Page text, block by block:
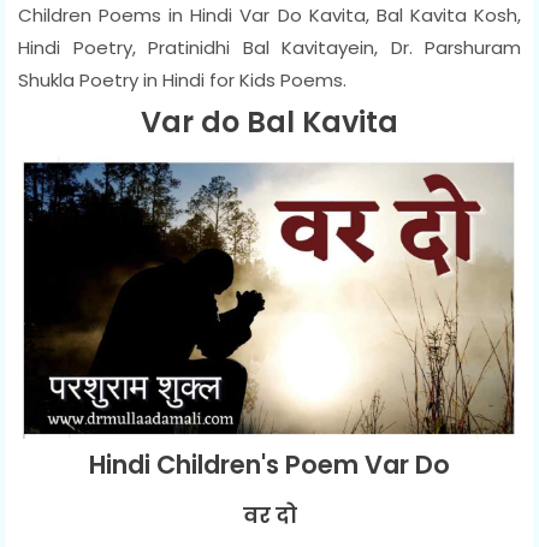
Children Poems in Hindi Var Do Kavita, Bal Kavita Kosh,
Hindi Poetry, Pratinidhi Bal Kavitayein, Dr. Parshuram
Shukla Poetry in Hindi for Kids Poems.
Var do Bal Kavita
Hindi Children's Poem Var Do
वर दो